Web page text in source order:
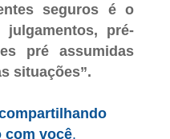
seguros é o
pré-
pré assumidas
situações”.
com você.